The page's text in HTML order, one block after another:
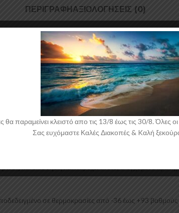
ΠΕΡΙΓΡΑΦΉΑΞΙΟΛΟΓΉΣΕΙΣ (0)
υπέροχο; Μην ψάχνετε άλλο από το Plasti Dip Luxury
δημιουργούν μια μοναδική λάμψη. Γιατί λοιπόν να
αποτέλεσμα!
ν’αφαιρεθεί εύκολα ανά πάσα στιγμή.
και ολίσθηση και παρέχει άνετο, ελεγχόμενο
σε θερμοκρασίες από -36 έως +93 βαθμούς
παραμείνει κλειστό απο τις 13/8 έως τις 30/8. Όλες
Σας ευχόμαστε Καλές Διακοπές & Kαλή